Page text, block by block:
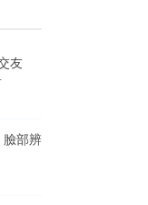
友
部辨